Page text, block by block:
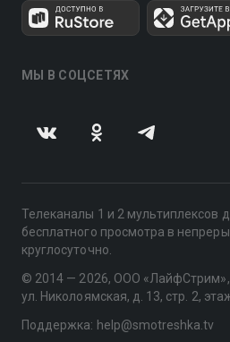
МЫ В СОЦСЕТЯХ
Телеканалы 1 и 2 мультиплексов
бесплатного просмотра в
круглосуточно.
© 2014 — 2026, ООО «ЛайфСтрим»,
ул. Николоямская, д. 13, стр. 2,
Поддержка: help@smotreshka.tv